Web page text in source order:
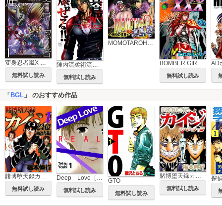
変身忍者嵐X 電子版
無料試し読み 無料試し読み
MOMOTAROH VS 真島零 ～伝説の怪童～
無料試し読み
AD
「 BGL 」 のおすすめ作品
無料試し読み
Deep Love［REAL]
無料試し読み
GTO
無料試し読み
賭博堕天録カイジ ワン・ポーカー編
無料試し読み
探